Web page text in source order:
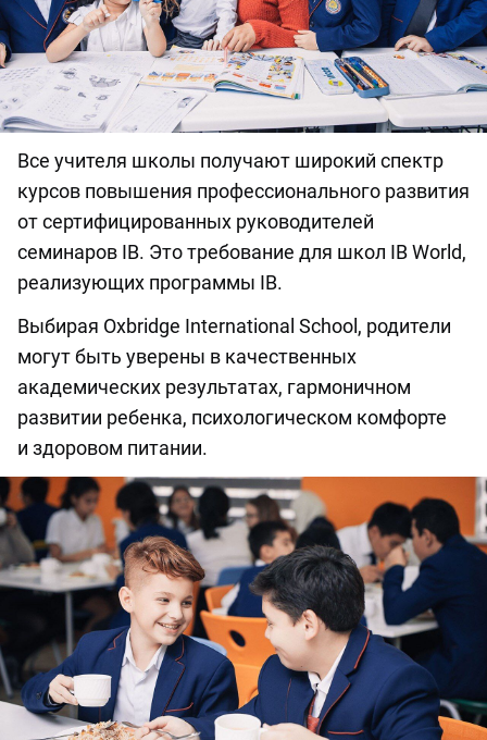
Все учителя школы получают широкий спектр
курсов повышения профессионального развития
от сертифицированных руководителей
семинаров IB. Это требование для школ IB World,
реализующих программы IB.
Выбирая Oxbridge International School, родители
могут быть уверены в качественных
академических результатах, гармоничном
развитии ребенка, психологическом комфорте
и здоровом питании.